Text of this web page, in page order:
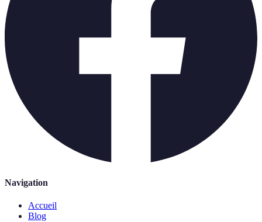
Navigation
Accueil
Blog